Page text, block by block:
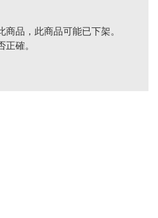
商品，此商品可能已下架。
正確。